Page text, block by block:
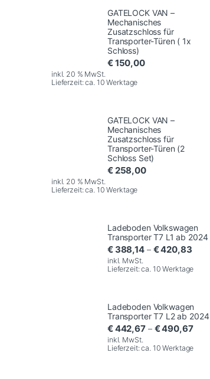
GATELOCK VAN –
Mechanisches
Zusatzschloss für
Transporter-Türen ( 1x
Schloss)
€150,00
inkl. 20 % MwSt.
Lieferzeit:ca. 10 Werktage
GATELOCK VAN –
Mechanisches
Zusatzschloss für
Transporter-Türen (2
Schloss Set)
€258,00
inkl. 20 % MwSt.
Lieferzeit:ca. 10 Werktage
Ladeboden Volkswagen
Transporter T7 L1 ab 2024
€388,14– €420,83
inkl. MwSt.
Lieferzeit:ca. 10 Werktage
Ladeboden Volkwagen
Transporter T7 L2 ab 2024
€442,67– €490,67
inkl. MwSt.
Lieferzeit:ca. 10 Werktage